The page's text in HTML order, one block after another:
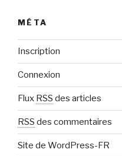
e
m
a
i
l
MÉTA
Inscription
Connexion
Flux RSS des articles
RSS des commentaires
Site de WordPress-FR